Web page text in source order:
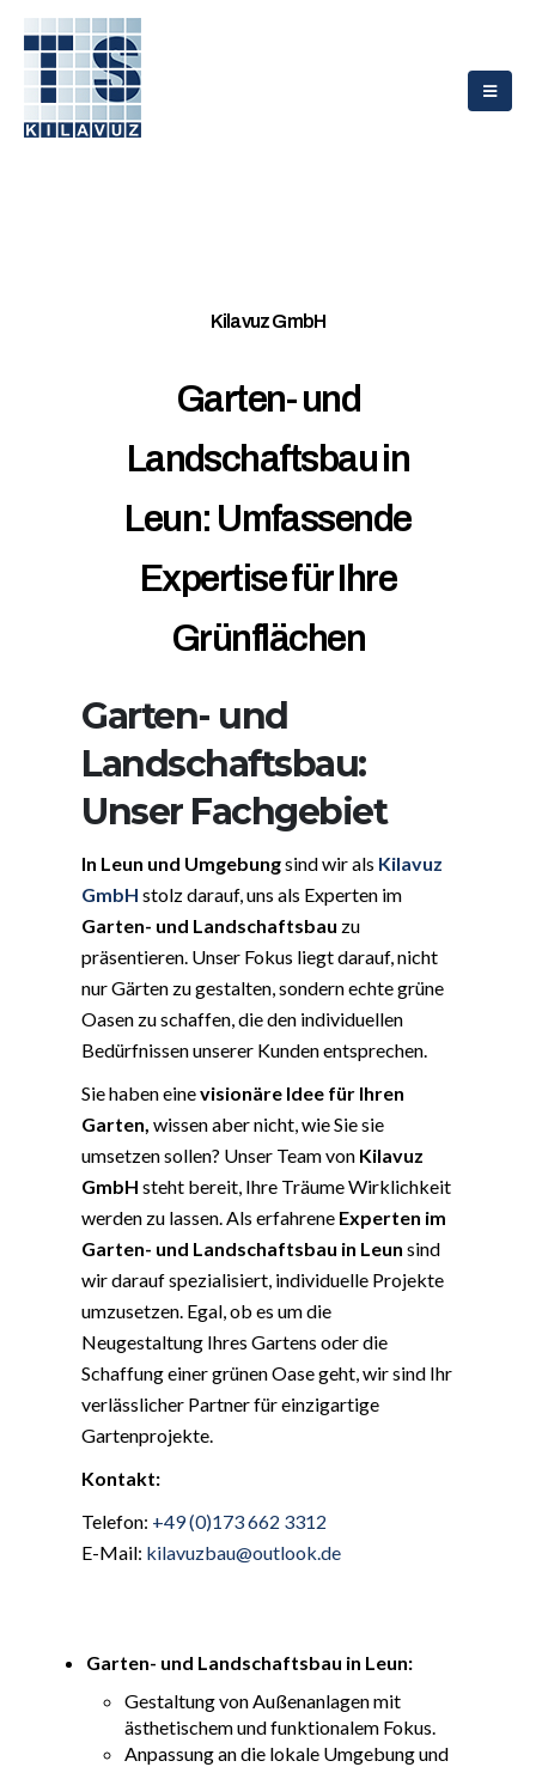
Kilavuz GmbH
Garten- und
Landschaftsbau in
Leun: Umfassende
Expertise für Ihre
Grünflächen
Garten- und
Landschaftsbau:
Unser Fachgebiet
In Leun und Umgebungsind wir als Kilavuz
GmbH stolz darauf, uns als Experten im
Garten- und Landschaftsbau zu
präsentieren. Unser Fokus liegt darauf, nicht
nur Gärten zu gestalten, sondern echte grüne
Oasen zu schaffen, die den individuellen
Bedürfnissen unserer Kunden entsprechen.
Sie haben einevisionäre Idee für Ihren
Garten, wissen aber nicht, wie Sie sie
umsetzen sollen? Unser Team von Kilavuz
GmbH steht bereit, Ihre Träume Wirklichkeit
werden zu lassen. Als erfahrene Experten im
Garten- und Landschaftsbau in Leun sind
wir darauf spezialisiert, individuelle Projekte
umzusetzen. Egal, ob es um die
Neugestaltung Ihres Gartens oder die
Schaffung einer grünen Oase geht, wir sind Ihr
verlässlicher Partner für einzigartige
Gartenprojekte.
Kontakt:
Telefon: +49 (0)173 662 3312
E-Mail: kilavuzbau@outlook.de
Garten- und Landschaftsbau in Leun:
Gestaltung von Außenanlagen mit
ästhetischem und funktionalem Fokus.
Anpassung an die lokale Umgebung und